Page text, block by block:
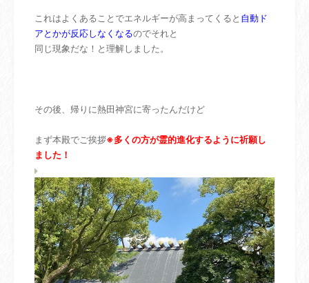
これはよくあることでエネルギーが高まってくると 自動ド
アとかが反応しなくなるのでそれと
同じ現象だな！と理解しました。
その後、帰りに熱田神宮に寄ったんだけど
まず本殿でご挨拶※多くの方が霊的進化するように祈願し
ました！